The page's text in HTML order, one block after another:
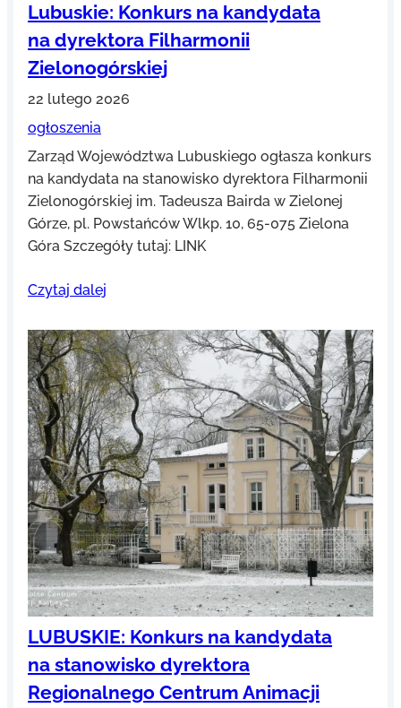
Lubuskie: Konkurs na kandydata
na dyrektora Filharmonii
Zielonogórskiej
22 lutego 2026
ogłoszenia
Zarząd Województwa Lubuskiego ogłasza konkurs
na kandydata na stanowisko dyrektora Filharmonii
Zielonogórskiej im. Tadeusza Bairda w Zielonej
Górze, pl. Powstańców Wlkp. 10, 65-075 Zielona
Góra Szczegóły tutaj: LINK
Czytaj dalej
LUBUSKIE: Konkurs na kandydata
na stanowisko dyrektora
Regionalnego Centrum Animacji